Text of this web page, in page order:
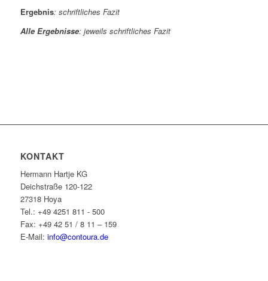
Ergebnis: schriftliches Fazit
Alle Ergebnisse: jeweils schriftliches Fazit
KONTAKT
Hermann Hartje KG
Deichstraße 120-122
27318 Hoya
Tel.: +49 4251 811 - 500
Fax: +49 42 51 / 8 11 – 159
E-Mail: info@contoura.de